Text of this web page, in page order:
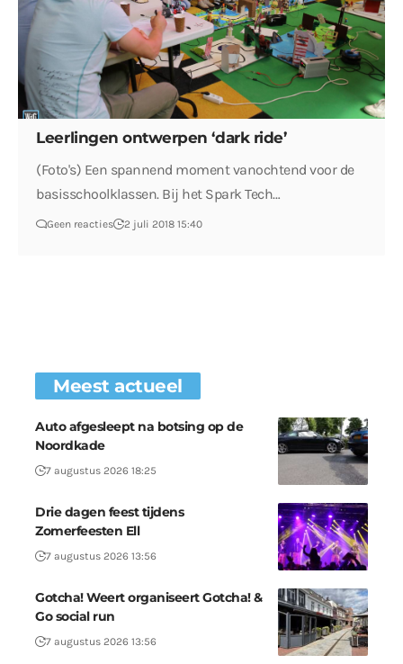
Leerlingen ontwerpen ‘dark ride’
(Foto's) Een spannend moment vanochtend voor de
basisschoolklassen. Bij het Spark Tech…
Geen reacties 2 juli 2018 15:40
Meest actueel
Auto afgesleept na botsing op de
Noordkade
7 augustus 2026 18:25
Drie dagen feest tijdens
Zomerfeesten Ell
7 augustus 2026 13:56
Gotcha! Weert organiseert Gotcha! &
Go social run
7 augustus 2026 13:56